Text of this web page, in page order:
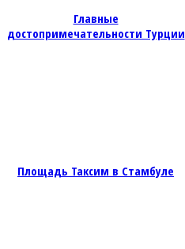
Главные
достопримечательности Турции
Площадь Таксим в Стамбуле